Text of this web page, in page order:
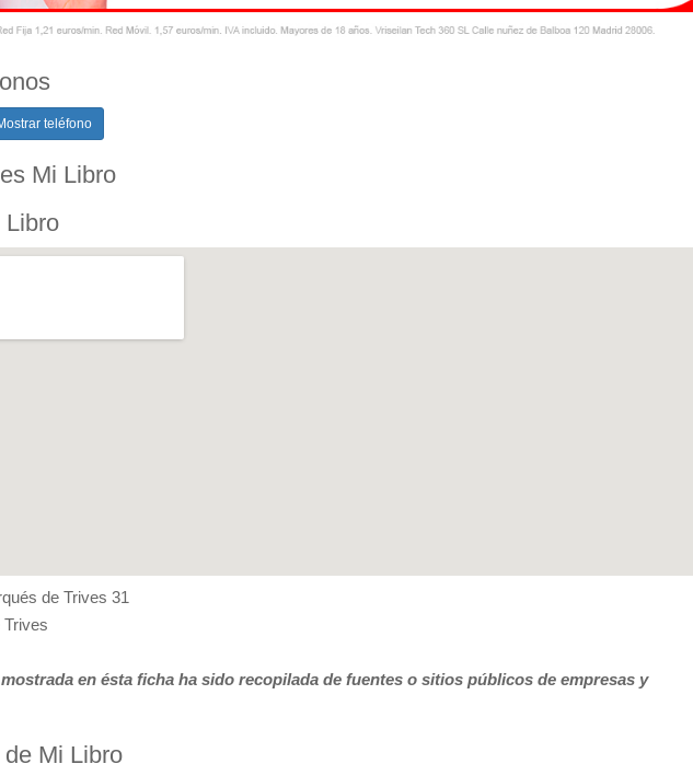
teléfono
Mi Libro
Libro
de Trives 31
Trives
en ésta ficha ha sido recopilada de fuentes o sitios públicos de empresas y
Mi Libro